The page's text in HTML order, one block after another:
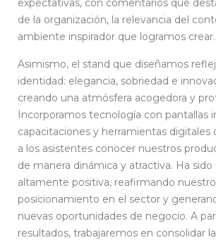
expectativas, con comentarios que
de la organización, la relevancia del
ambiente inspirador que logramos crear.
Asimismo, el stand que diseñamos
identidad: elegancia, sobriedad e
creando una atmósfera acogedora y
Incorporamos tecnología con pantallas
capacitaciones y herramientas digitales
a los asistentes conocer nuestros
de manera dinámica y atractiva. Ha sido
altamente positiva, reafirmando nuestro
posicionamiento en el sector y
nuevas oportunidades de negocio. A
resultados, trabajaremos en consolidar